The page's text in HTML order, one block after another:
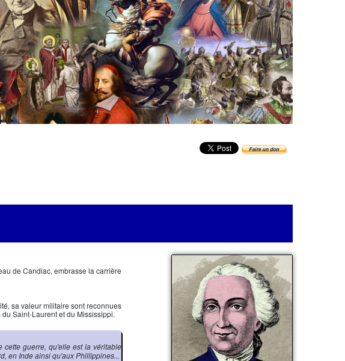
de Candiac, embrasse la carrière
sa valeur militaire sont reconnues
Saint-Laurent et du Mississippi.
guerre, qu'elle est la véritable
en Inde ainsi qu'aux Phillippines...